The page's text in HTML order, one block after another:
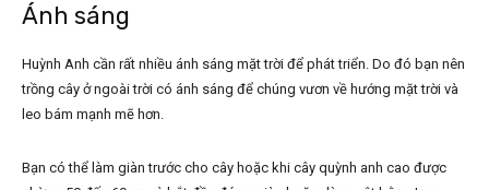
Ánh sáng
Huỳnh Anh cần rất nhiều ánh sáng mặt trời để phát triển. Do đó bạn nên
trồng cây ở ngoài trời có ánh sáng để chúng vươn về hướng mặt trời và
leo bám mạnh mẽ hơn.
Bạn có thể làm giàn trước cho cây hoặc khi cây quỳnh anh cao được